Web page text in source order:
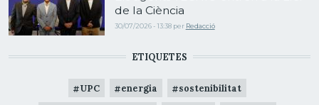
de la Ciència
30/07/2026 - 13:38 per Redacció
ETIQUETES
UPC energia sostenibilitat